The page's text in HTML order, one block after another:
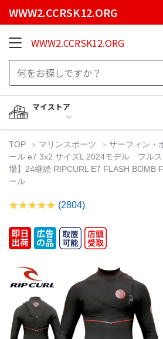
WWW2.CCRSK12.ORG
WWW2.CCRSK12.ORG
マイストア
TOP マリンスポーツ サーフィン・
ール e7 3x2 サイズL 2024モデル フル
場】24継続 RIPCURL E7 FLASH BOMB
ール
(2804)